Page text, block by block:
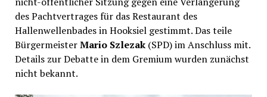
des Pachtvertrages für das Restaurant des
Hallenwellenbades in Hooksiel gestimmt. Das teile
BürgermeisterMario Szlezak (SPD) im Anschluss mit.
Details zur Debatte in dem Gremium wurden zunächst
nicht bekannt.